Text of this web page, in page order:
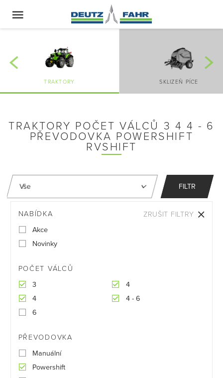
TRAKTORY SKLIZEŇ PÍCE
TRAKTORY POČET VÁLCŮ 3 4 4 - 6
PŘEVODOVKA POWERSHIFT
RVSHIFT
FILTR
NABÍDKA
Akce
Novinky
POČET VÁLCŮ
3
4
4
4 - 6
6
PŘEVODOVKA
Manuální
Powershift
ZRUŠIT FILTRY